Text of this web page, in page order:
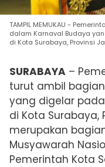
TAMPIL MEMUKAU -
dalam Karnaval Budaya
di Kota Surabaya, Provinsi
SURABAYA –
turut ambil
yang digelar
di Kota Surabaya,
merupakan
Musyawarah
Pemerintah Kota